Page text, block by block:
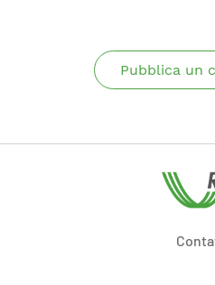
Pubblica un